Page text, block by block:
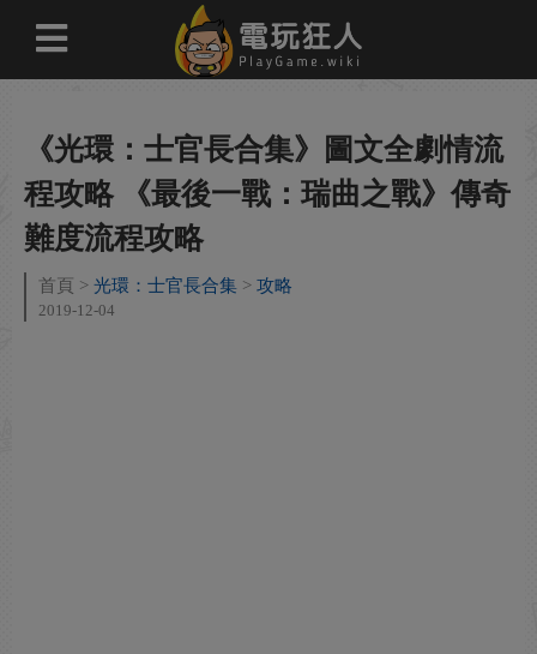
《光環：士官長合集》圖文全劇情流
程攻略 《最後一戰：瑞曲之戰》傳奇
難度流程攻略
首頁 光環：士官長合集 攻略
2019-12-04